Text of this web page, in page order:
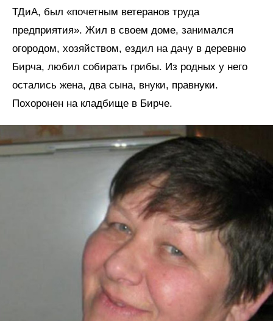
ТДиА, был «почетным ветеранов труда
предприятия». Жил в своем доме, занимался
огородом, хозяйством, ездил на дачу в деревню
Бирча, любил собирать грибы. Из родных у него
остались жена, два сына, внуки, правнуки.
Похоронен на кладбище в Бирче.